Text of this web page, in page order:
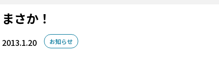
まさか！
2013.1.20 お知らせ